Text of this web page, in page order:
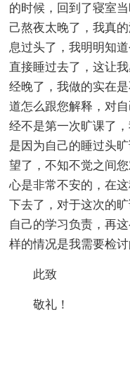
的时候，回到了寝室
己熬夜太晚了，我真
息过头了，我明明知
直接睡过去了，这让
经晚了，我做的实在
道怎么跟您解释，对
经不是第一次旷课了
是因为自己的睡过头
望了，不知不觉之间
心是非常不安的，在
下去了，对于这次的
自己的学习负责，再
样的情况是我需要检
此致
敬礼！